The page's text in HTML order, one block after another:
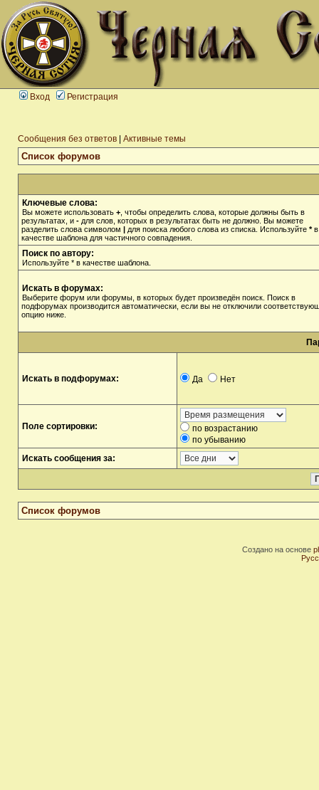
Вход Регистрация
Сообщения без ответов Активные темы
Список форумов
Ключевые слова:
Вы можете использовать + , чтобы определить слова, которые должны быть в
результатах, и - для слов, которых в результатах быть не должно. Вы можете
разделить слова символом | для поиска любого слова из списка. Используйте *в
качестве шаблона для частичного совпадения.
Поиск по автору:
Используйте * в качестве шаблона.
Искать в форумах:
Выберите форум или форумы, в которых будет произведён поиск. Поиск в
подфорумах производится автоматически, если вы не отключили
опцию ниже.
Искать в подфорумах: Да Нет
Поле сортировки:
по возрастанию
по убыванию
Искать сообщения за:
Список форумов
Создано на основе